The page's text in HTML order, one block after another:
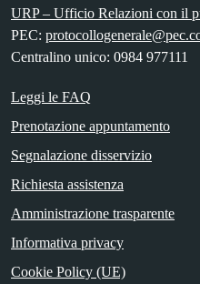
URP – Ufficio Relazioni con il
PEC:
Centralino unico: 0984 977111
Leggi le FAQ
Prenotazione appuntamento
Segnalazione disservizio
Richiesta assistenza
Amministrazione trasparente
Informativa privacy
Cookie Policy (UE)